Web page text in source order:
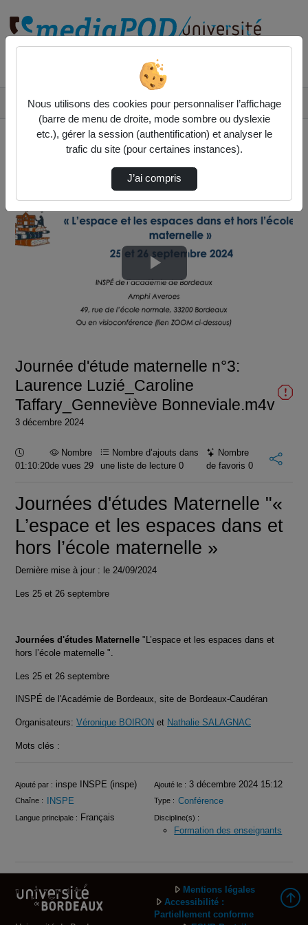
Journée d'étude maternelle n°3: Laurence Luz…
Lire
la
Journée d'étude maternelle n°3:
Laurence Luzié_Caroline
Taffary_Genneviève Bonneviale.m4v
3 décembre 2024
Durée :
01:10:20
Nombre
de vues 29
Nombre d’ajouts dans
une liste de lecture0
Nombre
de favoris 0
Journées d'études Maternelle "«
L’espace et les espaces dans et
hors l’école maternelle »
Dernière mise à jour : le 24/09/2024
Les 25 et 26 septembre
Journées d'études Maternelle "L’espace et les espaces dans et
hors l’école maternelle ".
Les 25 et 26 septembre
INSPÉ de l'Académie de Bordeaux, site de Bordeaux-Caudéran
Organisateurs: Véronique BOIRON et Nathalie SALAGNAC
Mots clés :
Infos
Ajouté par : inspe INSPE (inspe) Ajouté le : 3 décembre 2024 15:12
Chaîne : INSPE Type : Conférence
Langue principale : Français Discipline(s) :
Formation des enseignants
Mentions légales
Accessibilité :
Partiellement conforme
Nous utilisons des cookies pour personnaliser l’affichage
(barre de menu de droite, mode sombre ou dyslexie
etc.), gérer la session (authentification) et analyser le
trafic du site (pour certaines instances).
J’ai compris